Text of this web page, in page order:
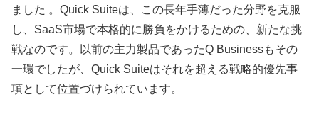
ました 。Quick Suiteは、この長年手薄だった分野を克服
し、SaaS市場で本格的に勝負をかけるための、新たな挑
戦なのです。以前の主力製品であったQ Businessもその
一環でしたが、Quick Suiteはそれを超える戦略的優先事
項として位置づけられています。